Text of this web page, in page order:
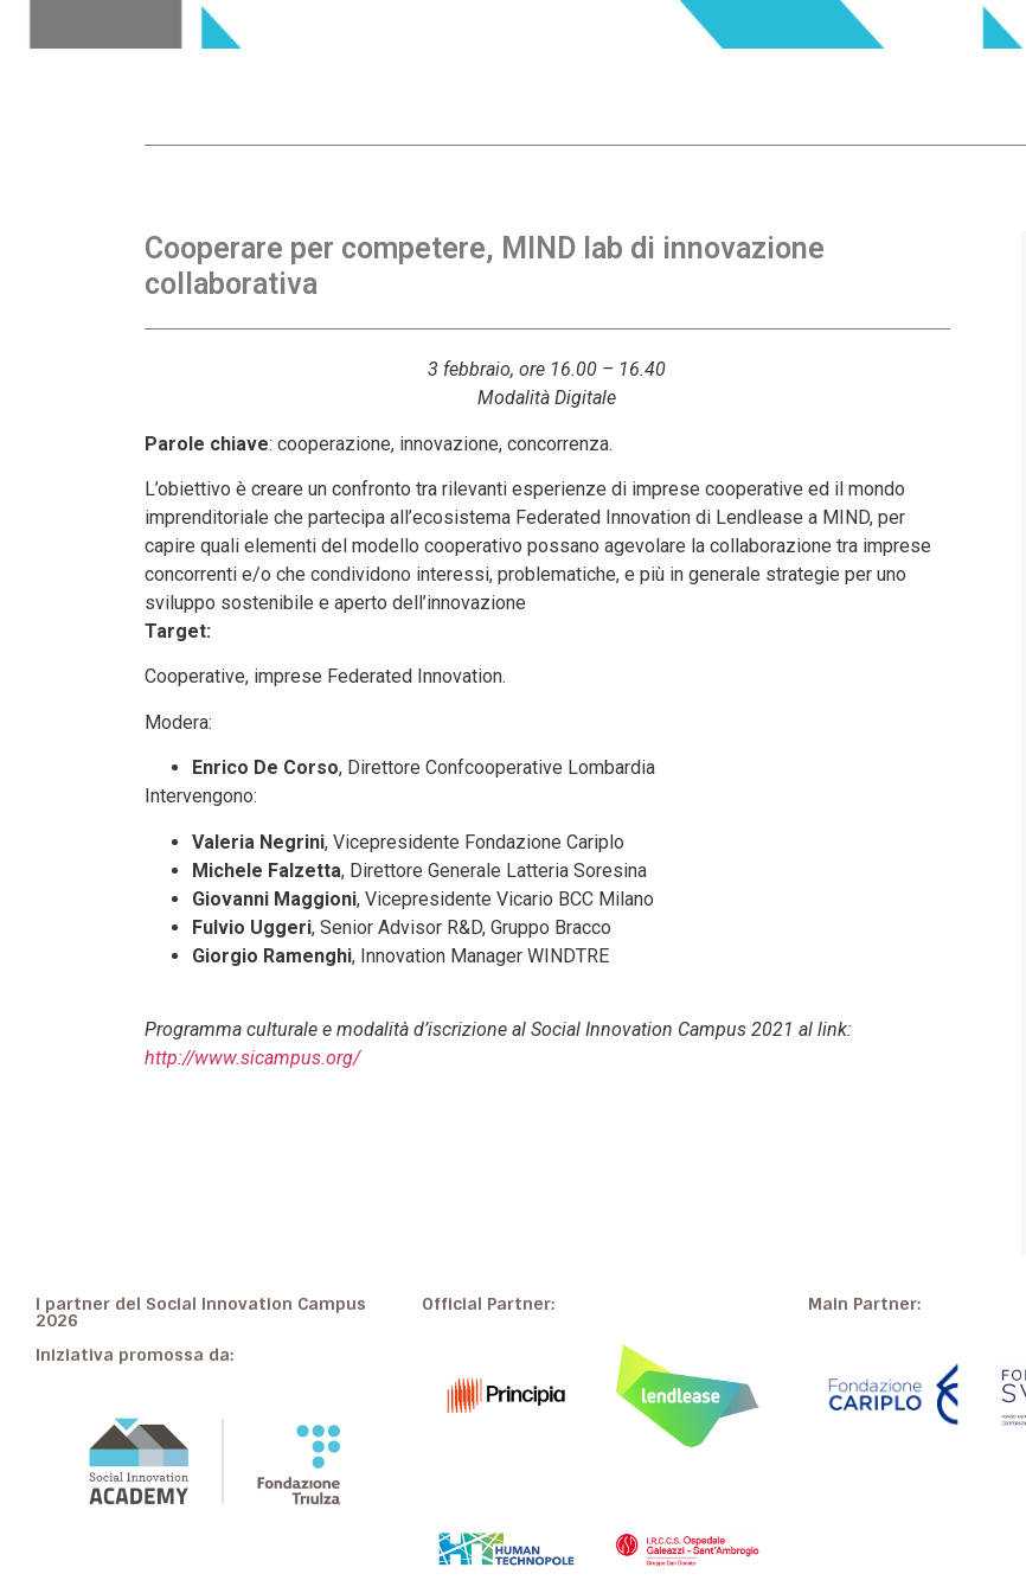
Cooperare per competere, MIND lab di innovazione
collaborativa
3 febbraio, ore 16.00 – 16.40
Modalità Digitale
Parole chiave: cooperazione, innovazione, concorrenza.
L’obiettivo è creare un confronto tra rilevanti esperienze di imprese cooperative ed il mondo
imprenditoriale che partecipa all’ecosistema Federated Innovation di Lendlease a MIND, per
capire quali elementi del modello cooperativo possano agevolare la collaborazione tra imprese
concorrenti e/o che condividono interessi, problematiche, e più in generale strategie per uno
sviluppo sostenibile e aperto dell’innovazione
Target:
Cooperative, imprese Federated Innovation.
Modera:
Enrico De Corso, Direttore Confcooperative Lombardia
Intervengono:
Valeria Negrini, Vicepresidente Fondazione Cariplo
Michele Falzetta, Direttore Generale Latteria Soresina
Giovanni Maggioni, Vicepresidente Vicario BCC Milano
Fulvio Uggeri, Senior Advisor R&D, Gruppo Bracco
Giorgio Ramenghi, Innovation Manager WINDTRE
Programma culturale e modalità d’iscrizione al Social Innovation Campus 2021 al link:
http://www.sicampus.org/
I partner del Social Innovation Campus
2026
Iniziativa promossa da:
Official Partner: Main Partner: